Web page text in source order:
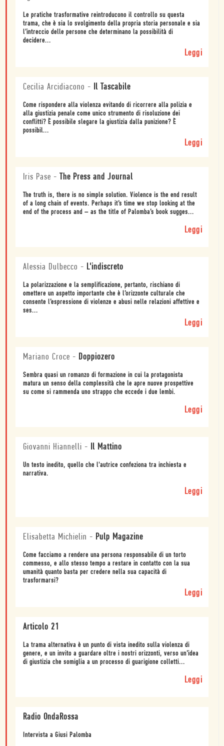
Le pratiche trasformative reintroducono il controllo su questa
trama, che è sia lo svolgimento della propria storia personale e sia
l’intreccio delle persone che determinano la possibilità di
decidere...
Leggi
Cecilia Arcidiacono - Il Tascabile
Come rispondere alla violenza evitando di ricorrere alla polizia e
alla giustizia penale come unico strumento di risoluzione dei
conflitti? È possibile slegare la giustizia dalla punizione? È
possibil...
Leggi
Iris Pase - The Press and Journal
The truth is, there is no simple solution. Violence is the end result
of a long chain of events. Perhaps it’s time we stop looking at the
end of the process and – as the title of Palomba’s book sugges...
Leggi
Alessia Dulbecco - L'indiscreto
La polarizzazione e la semplificazione, pertanto, rischiano di
omettere un aspetto importante che è l’orizzonte culturale che
consente l’espressione di violenze e abusi nelle relazioni affettive e
ses...
Leggi
Mariano Croce - Doppiozero
Sembra quasi un romanzo di formazione in cui la protagonista
matura un senso della complessità che le apre nuove prospettive
su come si rammenda uno strappo che eccede i due lembi.
Leggi
Giovanni Hiannelli - Il Mattino
Un testo inedito, quello che l'autrice confeziona tra inchiesta e
narrativa.
Leggi
Elisabetta Michielin - Pulp Magazine
Come facciamo a rendere una persona responsabile di un torto
commesso, e allo stesso tempo a restare in contatto con la sua
umanità quanto basta per credere nella sua capacità di
trasformarsi?
Leggi
Articolo 21
La trama alternativa è un punto di vista inedito sulla violenza di
genere, e un invito a guardare oltre i nostri orizzonti, verso un’idea
di giustizia che somiglia a un processo di guarigione colletti...
Leggi
Radio OndaRossa
Intervista a Giusi Palomba